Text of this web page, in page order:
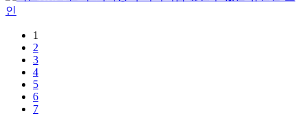
1
2
3
4
5
6
7